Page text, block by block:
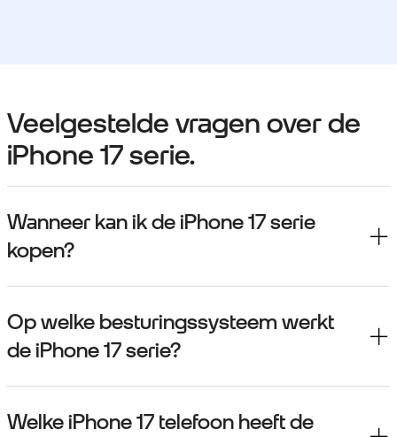
Veelgestelde vragen over de
iPhone 17 serie.
Wanneer kan ik de iPhone 17 serie
kopen?
Op welke besturingssysteem werkt
de iPhone 17 serie?
Welke iPhone 17 telefoon heeft de